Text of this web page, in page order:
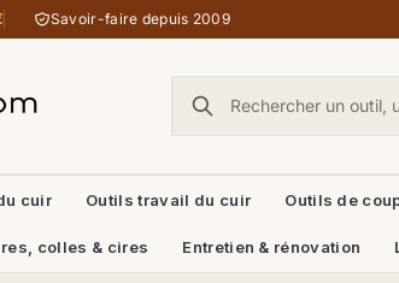
Savoir-faire depuis 2009
cuir Outils travail du cuir Outils de
colles & cires Entretien & rénovation